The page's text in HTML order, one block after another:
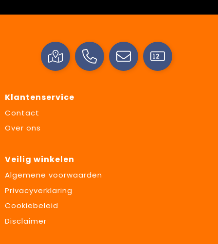
Klantenservice
Contact
Over ons
Veilig winkelen
Algemene voorwaarden
Privacyverklaring
Cookiebeleid
Disclaimer